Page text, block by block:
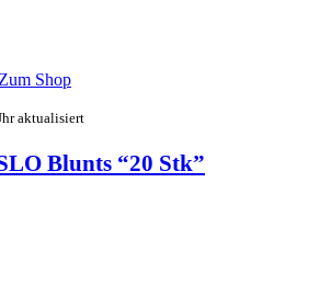
Zum Shop
aktualisiert
Blunts “20 Stk”